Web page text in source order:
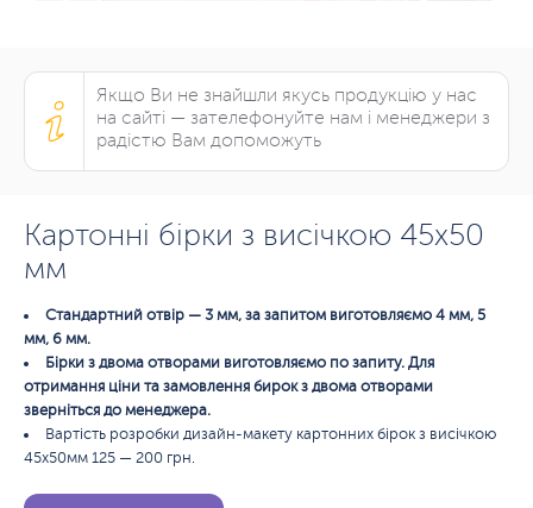
Якщо Ви не знайшли якусь продукцію у нас
на сайті — зателефонуйте нам і менеджери з
радістю Вам допоможуть
Картонні бірки з висічкою 45х50
мм
Стандартний отвір — 3 мм, за запитом виготовляємо 4 мм, 5
мм, 6 мм.
Бірки з двома отворами виготовляємо по запиту. Для
отримання ціни та замовлення бирок з двома отворами
зверніться до менеджера.
Вартість розробки дизайн-макету картонних бірок з висічкою
45х50мм 125 — 200 грн.